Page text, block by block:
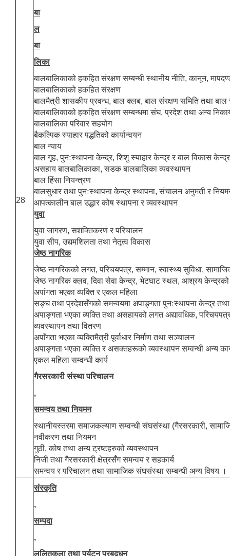
28
बा
ल
बा
लिका
बालबालिकाको हकहित संरक्षण सम्बन्धी स्थानीय नीति, कानून,
बालबालिकाको हकहित संरक्षण
बालमैत्री शासकीय प्रवन्ध, बाल क्लब, बाल संरक्षण समिति तथा
बालबालिकाको हकहित संरक्षण सम्बन्धमा संघ, प्रदेश तथा अन्य
बालबालिका परिवार सहयोग
बैकल्पिक स्याहार पद्धतिको कार्यान्वयन
बाल न्याय
बाल गृह, पुनःस्थापना केन्द्र, शिशु स्याहार केन्द्र र बाल विकास
असहाय बालबालिकाका, सडक बालबालिका व्यवस्थापन
बाल हिंसा नियन्त्रण
बालसुधार तथा पुनःस्थापना केन्द्र स्थापना, संचालन अनुमती र
आपत्कालीन बाल उद्धार कोष स्थापना र व्यवस्थापन
युवा
युवा जागरण, सशक्तिकरण र परिचालन
युवा सीप, उद्यमशिलता तथा नेतृत्व विकास
जेष्ठ नागरिक
जेष्ठ नागरिकको लगत, परिचयपत्र, सम्मान, स्वास्थ्य सुविधा,
जेष्ठ नागरिक क्लव, दिवा सेवा केन्द्र, भेटघाट स्थल, आश्रय
अपांगता भएका व्यक्ति र एकल महिला
सङ्घ तथा प्रदेशसँगको समन्वयमा अपाङ्गता पुनःस्थापना केन्द्र
अपाङ्गता भएका व्यक्ति तथा असहायको लगत अद्यावधिक,
व्यवस्थापन तथा वितरण
अपाँगता भएका व्यक्तिमैत्री पूर्वाधार निर्माण तथा सञ्चालन
अपाङ्गता भएका व्यक्ति र असक्तहरूको व्यवस्थापन सम्वन्धी अन्य
एकल महिला सम्वन्धी कार्य
गैरसरकारी संस्था परिचालन
,
समन्वय तथा नियमन
स्थानीयस्तरमा समाजकल्याण सम्वन्धी संघसंस्था (गैरसरकारी,
नवीकरण तथा नियमन
गुठी, कोष तथा अन्य ट्रष्टहरुको व्यवस्थापन
निजी तथा गैरसरकारी क्षेत्रसँग समन्वय र सहकार्य
समन्वय र परिचालन तथा सामाजिक संघसंस्था सम्बन्धी अन्य विषय ।
संस्कृति
,
सम्पदा
,
ललितकला तथा पर्यटन प्रबद्र्धन